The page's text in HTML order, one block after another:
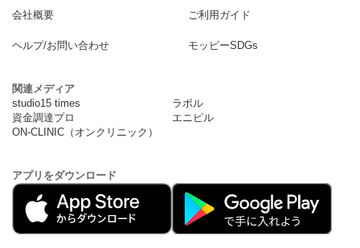
会社概要 ご利用ガイド
ヘルプ/お問い合わせ モッピーSDGs
関連メディア
studio15 times
ラボル
資金調達プロ
エニピル
ON-CLINIC（オンクリニック）
アプリをダウンロード